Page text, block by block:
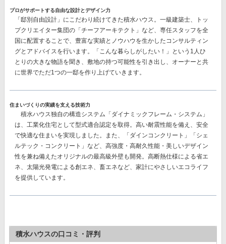
プロがサポートする自由な設計とデザイン力
「邸別自由設計」 にこだわり続けてきた積水ハウス。一級建築士、トッ
プクリエイター集団の 「チーフアーキテクト」 など、専任スタッフを全
国に配置することで、豊富な実績とノウハウを生かしたコンサルティン
グとアドバイスを行います。「こんな暮らしがしたい！」という1人ひ
とりの大きな物語を聞き、敷地の持つ可能性を引き出し、オーナーと共
に世界でただ1つの一邸を作り上げていきます。
住まいづくりの実績を支える技術力
積水ハウス独自の構造システム 「ダイナミックフレーム・システム」
は、工業化住宅として型式適合認定を取得。高い耐震性能を備え、安全
で快適な住まいを実現しました。また、
「ダインコンクリート」「シェ
ルテック・コンクリート」 など、高強度・高耐久性能・美しいデザイン
性を兼ね備えたオリジナルの最高級外壁も開発。高断熱仕様による省エ
ネ、太陽光発電による創エネ、畜エネなど、家計にやさしいエコライフ
を提供しています。
積水ハウスの口コミ・評判